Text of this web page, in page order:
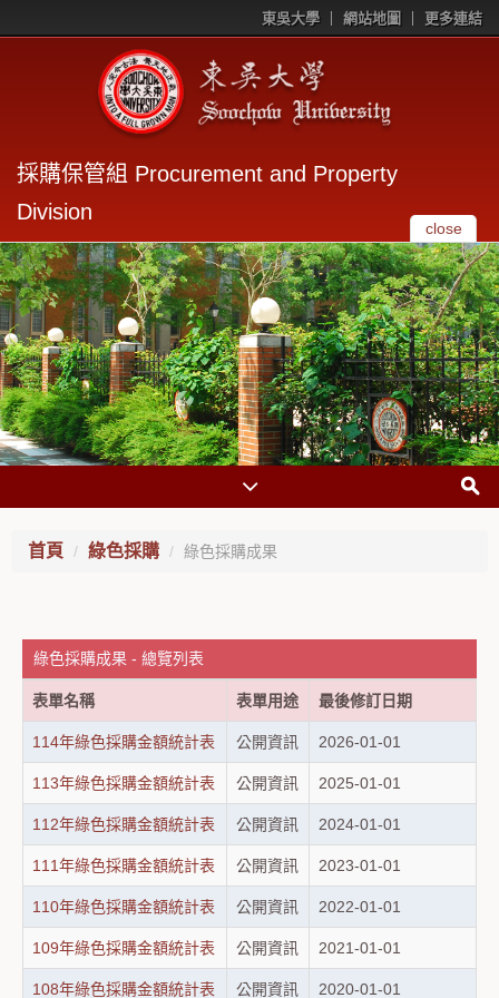
東吳大學 網站地圖 更多連結
採購保管組 Procurement and Property
Division
close
首頁 綠色採購 綠色採購成果
綠色採購成果 - 總覽列表
表單名稱 表單用途 最後修訂日期
114年綠色採購金額統計表 公開資訊 2026-01-01
113年綠色採購金額統計表 公開資訊 2025-01-01
112年綠色採購金額統計表 公開資訊 2024-01-01
111年綠色採購金額統計表 公開資訊 2023-01-01
110年綠色採購金額統計表 公開資訊 2022-01-01
109年綠色採購金額統計表 公開資訊 2021-01-01
108年綠色採購金額統計表 公開資訊 2020-01-01